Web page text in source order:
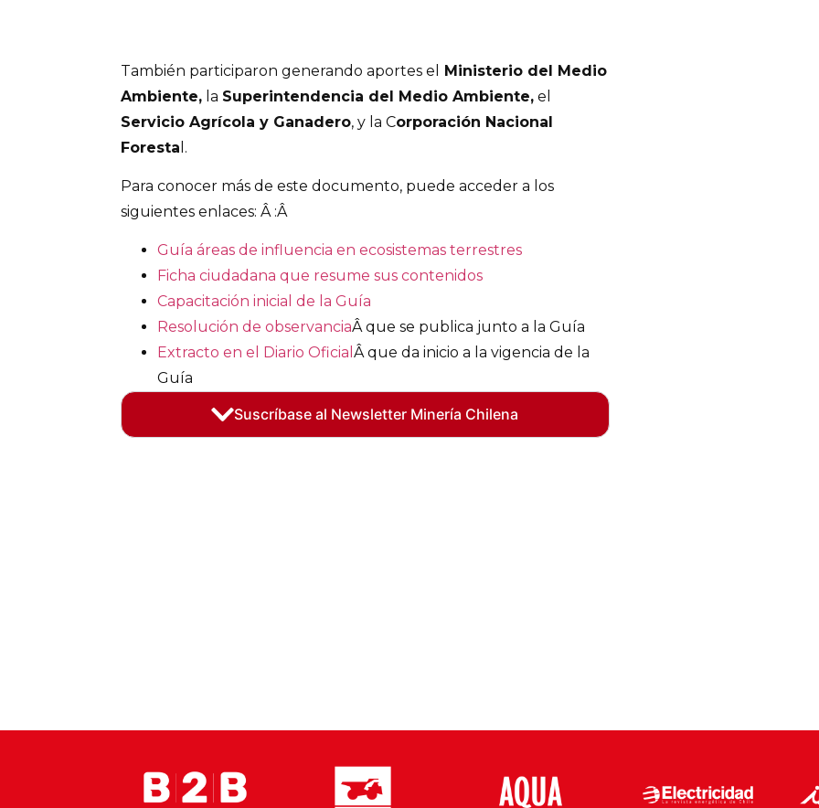
También participaron generando aportes el
Ministerio del Medio
Ambiente, la Superintendencia del Medio Ambiente, el
Servicio Agrícola y Ganadero, y la Corporación Nacional
Foresta l.
Para conocer más de este documento, puede acceder a los
siguientes enlaces: Â :Â
Guía áreas de influencia en ecosistemas terrestres
Ficha ciudadana que resume sus contenidos
Capacitación inicial de la Guía
Resolución de observanciaÂ que se publica junto a la Guía
Extracto en el Diario Oficial Â que da inicio a la vigencia de la
Guía
Suscríbase al Newsletter Minería Chilena